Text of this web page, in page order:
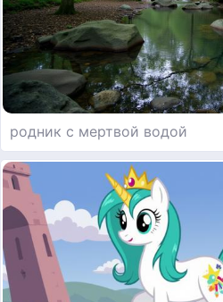
родник с мертвой водой